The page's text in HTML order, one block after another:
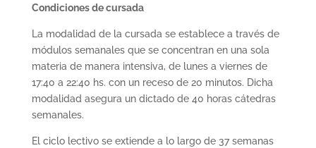
Condiciones de cursada
La modalidad de la cursada se establece a través de
módulos semanales que se concentran en una sola
materia de manera intensiva, de lunes a viernes de
17:40 a 22:40 hs. con un receso de 20 minutos. Dicha
modalidad asegura un dictado de 40 horas cátedras
semanales.
El ciclo lectivo se extiende a lo largo de 37 semanas